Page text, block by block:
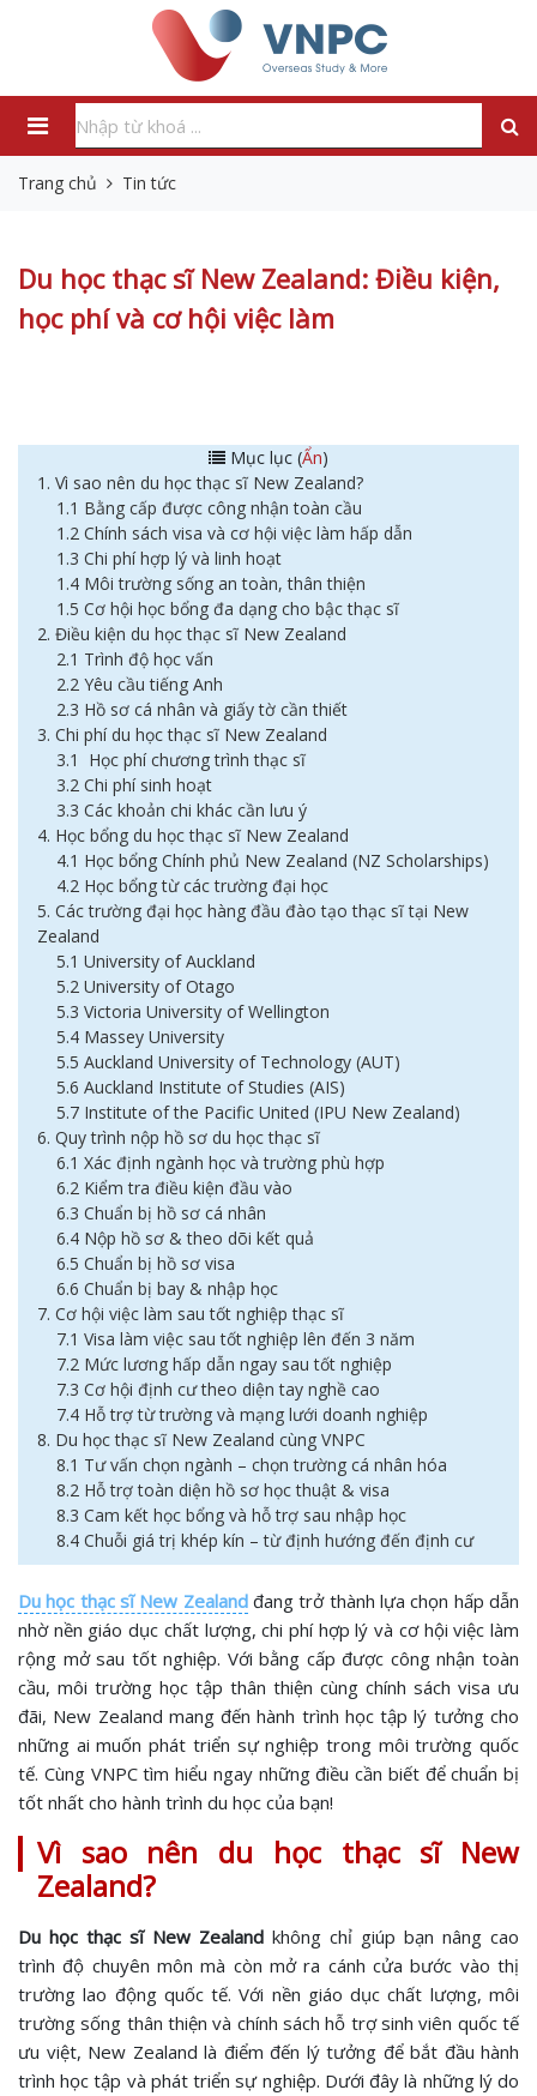
Trang chủ Tin tức
Du học thạc sĩ New Zealand: Điều kiện,
học phí và cơ hội việc làm
Mục lục (Ẩn)
1. Vì sao nên du học thạc sĩ New Zealand?
1.1 Bằng cấp được công nhận toàn cầu
1.2 Chính sách visa và cơ hội việc làm hấp dẫn
1.3 Chi phí hợp lý và linh hoạt
1.4 Môi trường sống an toàn, thân thiện
1.5 Cơ hội học bổng đa dạng cho bậc thạc sĩ
2. Điều kiện du học thạc sĩ New Zealand
2.1 Trình độ học vấn
2.2 Yêu cầu tiếng Anh
2.3 Hồ sơ cá nhân và giấy tờ cần thiết
3. Chi phí du học thạc sĩ New Zealand
3.1 Học phí chương trình thạc sĩ
3.2 Chi phí sinh hoạt
3.3 Các khoản chi khác cần lưu ý
4. Học bổng du học thạc sĩ New Zealand
4.1 Học bổng Chính phủ New Zealand (NZ Scholarships)
4.2 Học bổng từ các trường đại học
5. Các trường đại học hàng đầu đào tạo thạc sĩ tại New
Zealand
5.1 University of Auckland
5.2 University of Otago
5.3 Victoria University of Wellington
5.4 Massey University
5.5 Auckland University of Technology (AUT)
5.6 Auckland Institute of Studies (AIS)
5.7 Institute of the Pacific United (IPU New Zealand)
6. Quy trình nộp hồ sơ du học thạc sĩ
6.1 Xác định ngành học và trường phù hợp
6.2 Kiểm tra điều kiện đầu vào
6.3 Chuẩn bị hồ sơ cá nhân
6.4 Nộp hồ sơ & theo dõi kết quả
6.5 Chuẩn bị hồ sơ visa
6.6 Chuẩn bị bay & nhập học
7. Cơ hội việc làm sau tốt nghiệp thạc sĩ
7.1 Visa làm việc sau tốt nghiệp lên đến 3 năm
7.2 Mức lương hấp dẫn ngay sau tốt nghiệp
7.3 Cơ hội định cư theo diện tay nghề cao
7.4 Hỗ trợ từ trường và mạng lưới doanh nghiệp
8. Du học thạc sĩ New Zealand cùng VNPC
8.1 Tư vấn chọn ngành – chọn trường cá nhân hóa
8.2 Hỗ trợ toàn diện hồ sơ học thuật & visa
8.3 Cam kết học bổng và hỗ trợ sau nhập học
8.4 Chuỗi giá trị khép kín – từ định hướng đến định cư
Du học thạc sĩ New Zealandđang trở thành lựa chọn hấp dẫn
nhờ nền giáo dục chất lượng, chi phí hợp lý và cơ hội việc làm
rộng mở sau tốt nghiệp. Với bằng cấp được công nhận toàn
cầu, môi trường học tập thân thiện cùng chính sách visa ưu
đãi, New Zealand mang đến hành trình học tập lý tưởng cho
những ai muốn phát triển sự nghiệp trong môi trường quốc
tế. Cùng VNPC tìm hiểu ngay những điều cần biết để chuẩn bị
tốt nhất cho hành trình du học của bạn!
Vì sao nên du học thạc sĩ New
Zealand?
Du học thạc sĩ New Zealand không chỉ giúp bạn nâng cao
trình độ chuyên môn mà còn mở ra cánh cửa bước vào thị
trường lao động quốc tế. Với nền giáo dục chất lượng, môi
trường sống thân thiện và chính sách hỗ trợ sinh viên quốc tế
ưu việt, New Zealand là điểm đến lý tưởng để bắt đầu hành
trình học tập và phát triển sự nghiệp. Dưới đây là những lý do